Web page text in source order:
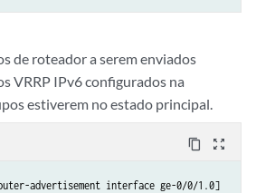
de roteador a serem enviados
VRRP IPv6 configurados na
estiverem no estado principal.
content_copy zoom_out_map
advertisement interface ge-0/0/1.0]